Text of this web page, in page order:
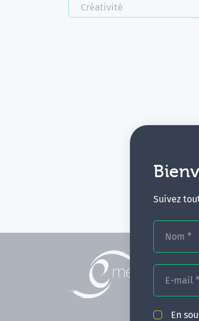
Suivez
Nom *
E-mail *
En
Créativité